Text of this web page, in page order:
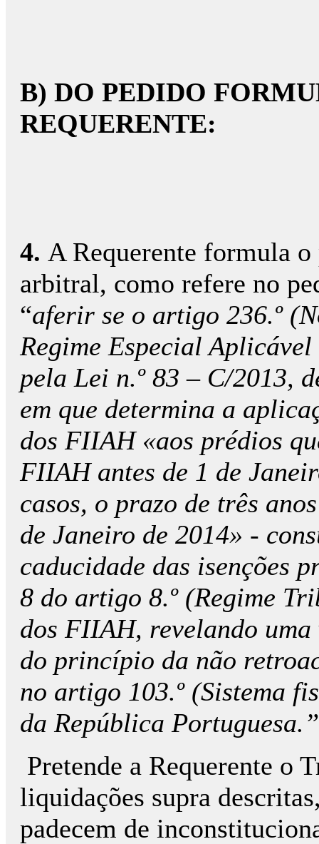
B) DO PEDIDO
REQUERENTE:
4. A Requerente formula
arbitral, como refere no
“aferir se o artigo 236.º
Regime Especial
pela Lei n.º 83 – C/2013,
em que determina a
dos FIIAH «aos prédios
FIIAH antes de 1 de
casos, o prazo de três
de Janeiro de 2014» -
caducidade das isenções
8 do artigo 8.º (Regime
dos FIIAH, revelando
do princípio da não
no artigo 103.º (Sistema
da República Portuguesa.”
Pretende a Requerente o
liquidações supra
padecem de